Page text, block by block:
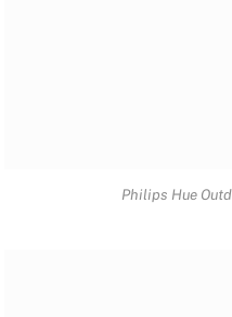
Philips Hue